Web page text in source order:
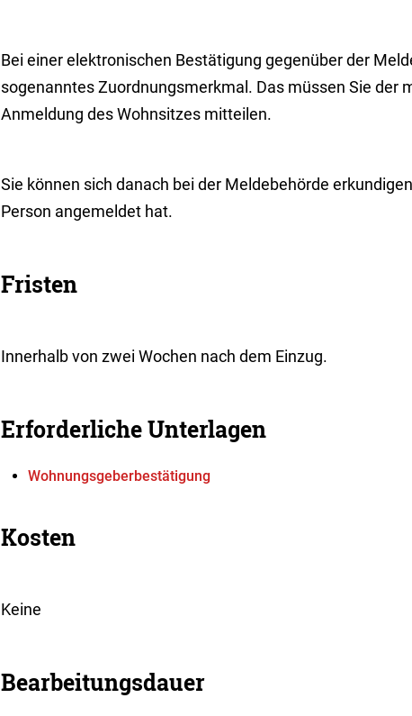
Bei einer elektronischen Bestätigung gegenüber der
sogenanntes Zuordnungsmerkmal. Das müssen Sie der
Anmeldung des Wohnsitzes mitteilen.
Sie können sich danach bei der Meldebehörde
Person angemeldet hat.
Fristen
Innerhalb von zwei Wochen nach dem Einzug.
Erforderliche Unterlagen
Wohnungsgeberbestätigung
Kosten
Keine
Bearbeitungsdauer